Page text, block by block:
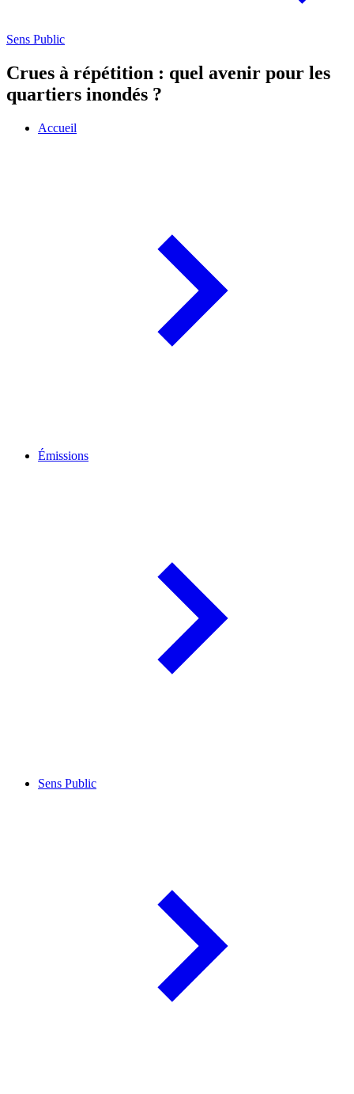
Sens Public
Crues à répétition : quel avenir pour les
quartiers inondés ?
Accueil
Émissions
Sens Public